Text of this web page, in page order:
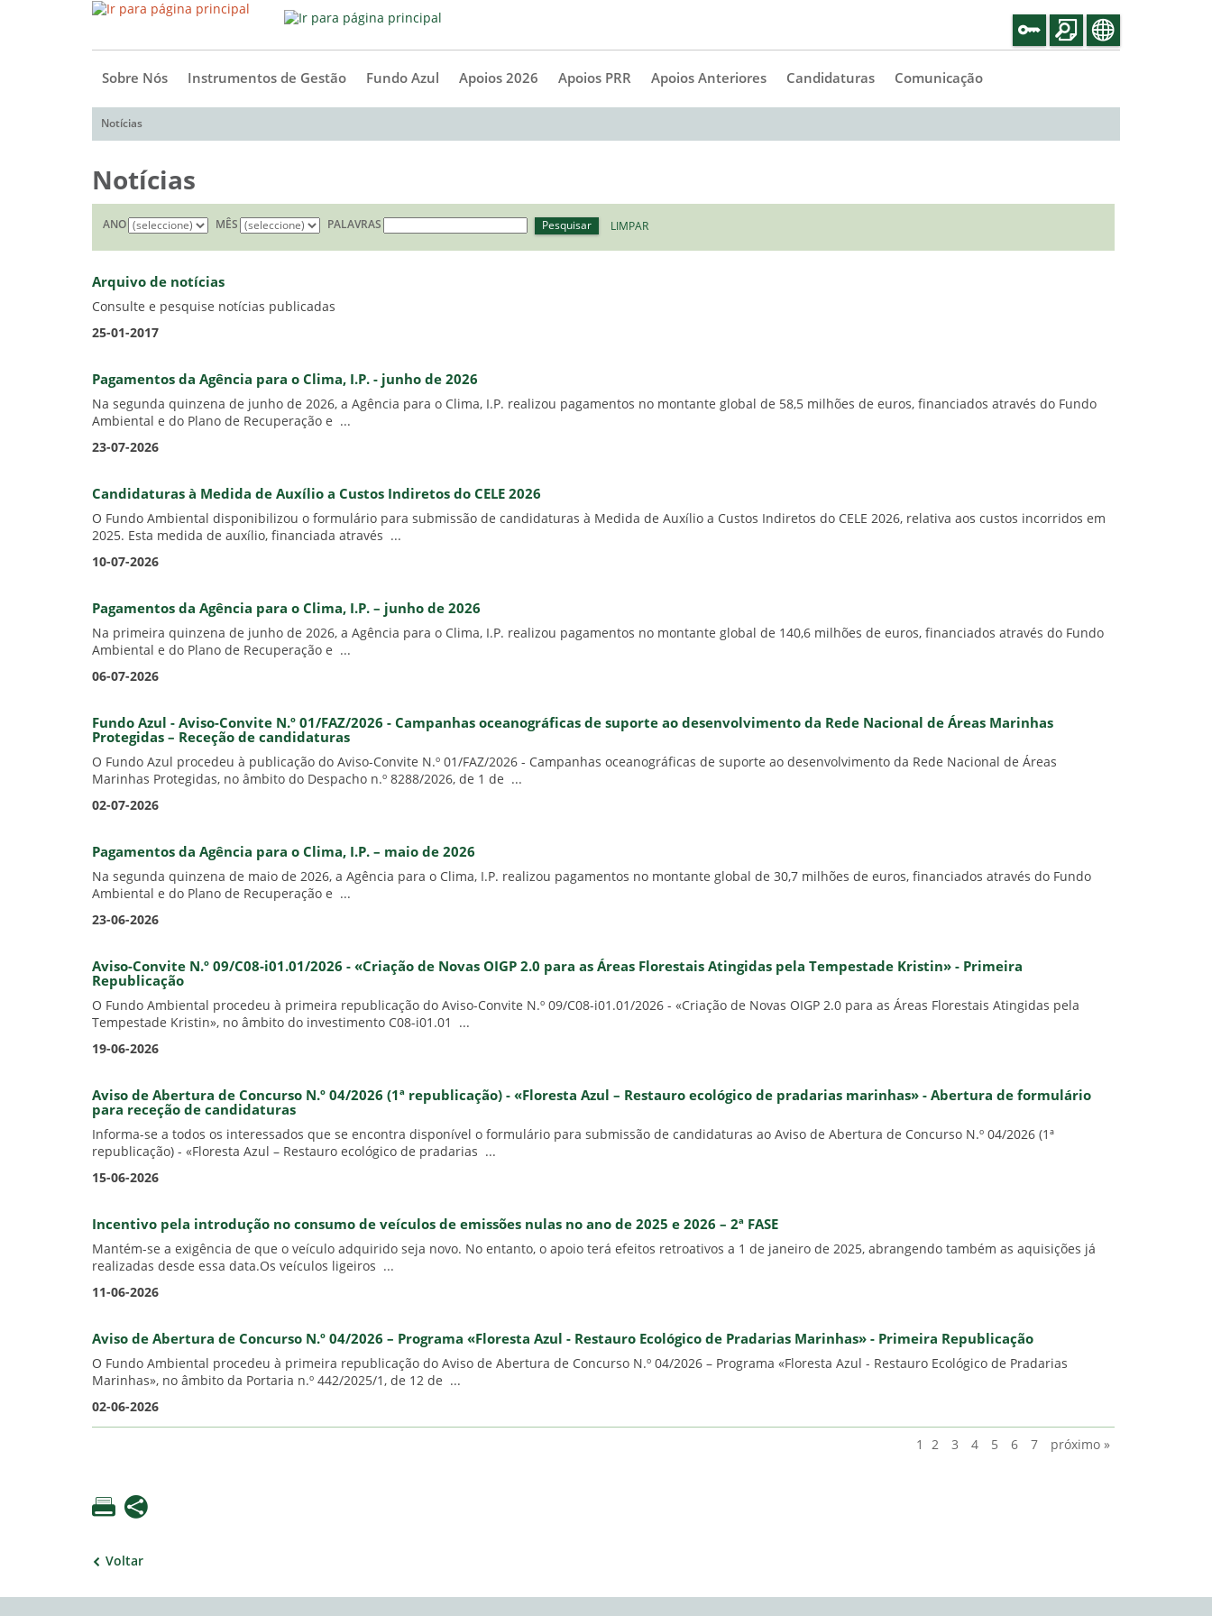
Sobre Nós Instrumentos de Gestão Fundo Azul Apoios 2026 Apoios PRR Apoios Anteriores Candidaturas Comunicação
Notícias
Notícias
ANO MÊS PALAVRAS Pesquisar LIMPAR
Arquivo de notícias
Consulte e pesquise notícias publicadas
25-01-2017
Pagamentos da Agência para o Clima, I.P. - junho de 2026
Na segunda quinzena de junho de 2026, a Agência para o Clima, I.P. realizou pagamentos no montante global de 58,5 milhões de euros, financiados através do Fundo
Ambiental e do Plano de Recuperação e ...
23-07-2026
Candidaturas à Medida de Auxílio a Custos Indiretos do CELE 2026
O Fundo Ambiental disponibilizou o formulário para submissão de candidaturas à Medida de Auxílio a Custos Indiretos do CELE 2026, relativa aos custos incorridos em
2025. Esta medida de auxílio, financiada através ...
10-07-2026
Pagamentos da Agência para o Clima, I.P. – junho de 2026
Na primeira quinzena de junho de 2026, a Agência para o Clima, I.P. realizou pagamentos no montante global de 140,6 milhões de euros, financiados através do Fundo
Ambiental e do Plano de Recuperação e ...
06-07-2026
Fundo Azul - Aviso-Convite N.º 01/FAZ/2026 - Campanhas oceanográficas de suporte ao desenvolvimento da Rede Nacional de Áreas Marinhas
Protegidas – Receção de candidaturas
O Fundo Azul procedeu à publicação do Aviso-Convite N.º 01/FAZ/2026 - Campanhas oceanográficas de suporte ao desenvolvimento da Rede Nacional de Áreas
Marinhas Protegidas, no âmbito do Despacho n.º 8288/2026, de 1 de ...
02-07-2026
Pagamentos da Agência para o Clima, I.P. – maio de 2026
Na segunda quinzena de maio de 2026, a Agência para o Clima, I.P. realizou pagamentos no montante global de 30,7 milhões de euros, financiados através do Fundo
Ambiental e do Plano de Recuperação e ...
23-06-2026
Aviso-Convite N.º 09/C08-i01.01/2026 - «Criação de Novas OIGP 2.0 para as Áreas Florestais Atingidas pela Tempestade Kristin» - Primeira
Republicação
O Fundo Ambiental procedeu à primeira republicação do Aviso-Convite N.º 09/C08-i01.01/2026 - «Criação de Novas OIGP 2.0 para as Áreas Florestais Atingidas pela
Tempestade Kristin», no âmbito do investimento C08-i01.01 ...
19-06-2026
Aviso de Abertura de Concurso N.º 04/2026 (1ª republicação) - «Floresta Azul – Restauro ecológico de pradarias marinhas» - Abertura de formulário
para receção de candidaturas
Informa-se a todos os interessados que se encontra disponível o formulário para submissão de candidaturas ao Aviso de Abertura de Concurso N.º 04/2026 (1ª
republicação) - «Floresta Azul – Restauro ecológico de pradarias ...
15-06-2026
Incentivo pela introdução no consumo de veículos de emissões nulas no ano de 2025 e 2026 – 2ª FASE
Mantém-se a exigência de que o veículo adquirido seja novo. No entanto, o apoio terá efeitos retroativos a 1 de janeiro de 2025, abrangendo também as aquisições já
realizadas desde essa data.Os veículos ligeiros ...
11-06-2026
Aviso de Abertura de Concurso N.º 04/2026 – Programa «Floresta Azul - Restauro Ecológico de Pradarias Marinhas» - Primeira Republicação
O Fundo Ambiental procedeu à primeira republicação do Aviso de Abertura de Concurso N.º 04/2026 – Programa «Floresta Azul - Restauro Ecológico de Pradarias
Marinhas», no âmbito da Portaria n.º 442/2025/1, de 12 de ...
02-06-2026
1 2 3 4 5 6 7 próximo »
Voltar